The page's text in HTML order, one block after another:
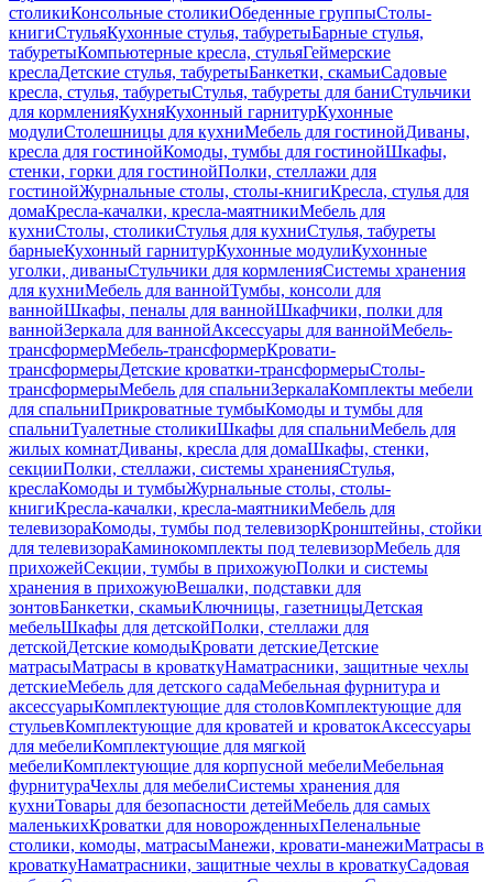
столикиКонсольные столикиОбеденные группыСтолы-
книгиСтульяКухонные стулья, табуретыБарные стулья,
табуретыКомпьютерные кресла, стульяГеймерские
креслаДетские стулья, табуретыБанкетки, скамьиСадовые
кресла, стулья, табуретыСтулья, табуреты для баниСтульчики
для кормленияКухняКухонный гарнитурКухонные
модулиСтолешницы для кухниМебель для гостинойДиваны,
кресла для гостинойКомоды, тумбы для гостинойШкафы,
стенки, горки для гостинойПолки, стеллажи для
гостинойЖурнальные столы, столы-книгиКресла, стулья для
домаКресла-качалки, кресла-маятникиМебель для
кухниСтолы, столикиСтулья для кухниСтулья, табуреты
барныеКухонный гарнитурКухонные модулиКухонные
уголки, диваныСтульчики для кормленияСистемы хранения
для кухниМебель для ваннойТумбы, консоли для
ваннойШкафы, пеналы для ваннойШкафчики, полки для
ваннойЗеркала для ваннойАксессуары для ваннойМебель-
трансформерМебель-трансформерКровати-
трансформерыДетские кроватки-трансформерыСтолы-
трансформерыМебель для спальниЗеркалаКомплекты мебели
для спальниПрикроватные тумбыКомоды и тумбы для
спальниТуалетные столикиШкафы для спальниМебель для
жилых комнатДиваны, кресла для домаШкафы, стенки,
секцииПолки, стеллажи, системы храненияСтулья,
креслаКомоды и тумбыЖурнальные столы, столы-
книгиКресла-качалки, кресла-маятникиМебель для
телевизораКомоды, тумбы под телевизорКронштейны, стойки
для телевизораКаминокомплекты под телевизорМебель для
прихожейСекции, тумбы в прихожуюПолки и системы
хранения в прихожуюВешалки, подставки для
зонтовБанкетки, скамьиКлючницы, газетницыДетская
мебельШкафы для детскойПолки, стеллажи для
детскойДетские комодыКровати детскиеДетские
матрасыМатрасы в кроваткуНаматрасники, защитные чехлы
детскиеМебель для детского садаМебельная фурнитура и
аксессуарыКомплектующие для столовКомплектующие для
стульевКомплектующие для кроватей и кроватокАксессуары
для мебелиКомплектующие для мягкой
мебелиКомплектующие для корпусной мебелиМебельная
фурнитураЧехлы для мебелиСистемы хранения для
кухниТовары для безопасности детейМебель для самых
маленькихКроватки для новорожденныхПеленальные
столики, комоды, матрасыМанежи, кровати-манежиМатрасы в
кроваткуНаматрасники, защитные чехлы в кроваткуСадовая